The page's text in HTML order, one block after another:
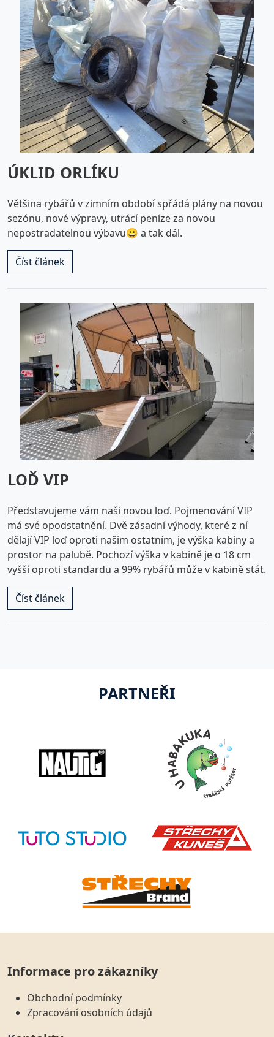
ÚKLID ORLÍKU
Většina rybářů v zimním období spřádá plány na novou
sezónu, nové výpravy, utrácí peníze za novou
nepostradatelnou výbavu😀 a tak dál.
Číst článek
LOĎ VIP
Představujeme vám naši novou loď. Pojmenování VIP
má své opodstatnění. Dvě zásadní výhody, které z ní
dělají VIP loď oproti našim ostatním, je výška kabiny a
prostor na palubě. Pochozí výška v kabině je o 18 cm
vyšší oproti standardu a 99% rybářů může v kabině stát.
Číst článek
PARTNEŘI
Informace pro zákazníky
Obchodní podmínky
Zpracování osobních údajů